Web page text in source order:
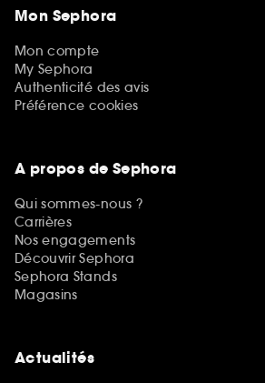
Mon Sephora
Mon compte
My Sephora
Authenticité des avis
Préférence cookies
A propos de Sephora
Qui sommes-nous ?
Carrières
Nos engagements
Découvrir Sephora
Sephora Stands
Magasins
Actualités